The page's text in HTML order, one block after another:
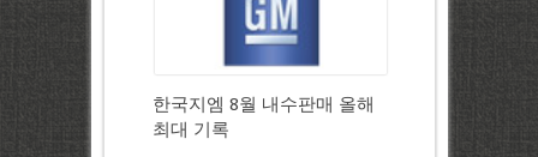
한국지엠 8월 내수판매 올해
최대 기록